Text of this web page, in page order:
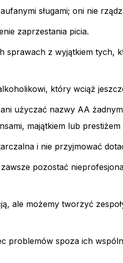
sługami; oni nie
zaprzestania picia.
sprawach z wyjątkiem tych,
który wciąż
użyczać nazwy AA
majątkiem lub prestiżem
i nie przyjmować
pozostać
ale możemy tworzyć
problemów spoza ich